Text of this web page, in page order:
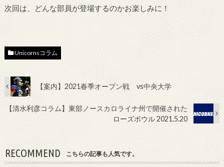
次回は、どんな部員が登場するのかお楽しみに！
Unicornsコラム
【案内】2021春季オープン戦 vs中央大学
【清水利彦コラム】東部ノースカロライナ州で開催された
ローズボウル 2021.5.20
RECOMMEND こちらの記事も人気です。